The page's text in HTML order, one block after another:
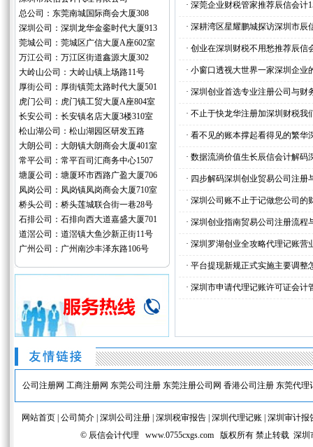
总公司：东莞南城国际商会大厦308
深圳公司：深圳龙华金銮时代大厦913
莞城公司：莞城区广信大厦A座602室
万江公司：万江区街道鑫源大厦302
大岭山公司：大岭山镇上场路11号
厚街公司：厚街镇莞太路时代大厦501
虎门公司：虎门镇工贸大厦A座804室
长安公司：长安镇名店大厦3楼310室
松山湖公司：松山湖园区研发五路
大朗公司：大朗镇大朗商会大厦401室
常平公司：常平百司汇商务中心1507
塘厦公司：塘厦环市西路广盈大厦706
凤岗公司：凤岗镇凤岗商会大厦710室
桥头公司：桥头莲城联合街一巷28号
石排公司：石排向西大道嘉盛大厦701
道滘公司：道滘镇大鱼沙新正街11号
广州公司：广州南沙丰泽东路106号
· 深莞企业财税管家推荐辰信会计
· 深耕湾区星耀鹏城探访深圳市辰
· 创业在深圳财税不用愁推荐辰信
· 小窗口透视大世界一家深圳企业
· 深圳创业首选专业注册公司与财
· 不止于快龙华注册加深圳财税我
· 看不见的账本撑起看得见的繁华
· 数据流淌价值生长辰信会计解码
· 四步解码深圳创业贸易公司注册
· 深圳公司账不止于记做您公司的
· 深圳创业指南贸易公司注册流程
· 深圳罗湖创业全攻略代理记账营
· 平台提现新规正式实施主要调整
· 深圳市申请代理记账许可证会计
公司注册网 工商注册网 东莞公司注册 东莞注册公司网 香港公司注册 东莞代理
网站首页| 公司简介| 深圳公司注册| 深圳税审报告| 深圳代理记账| 深圳审计报
© 辰信会计代理 www.0755cxgs.com版权所有 禁止转载 深圳